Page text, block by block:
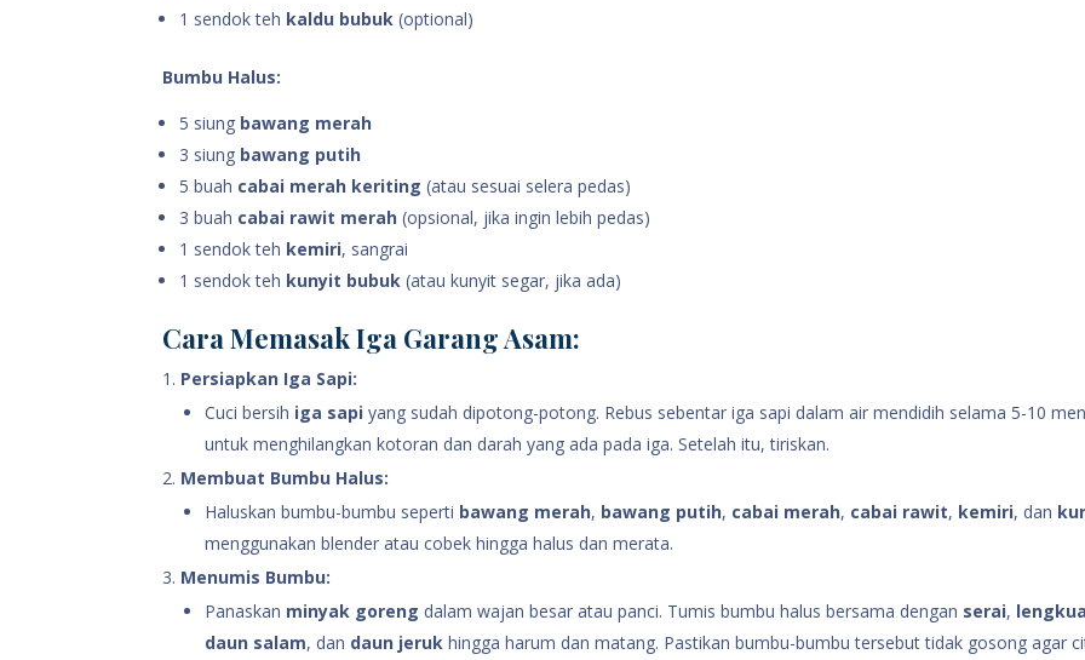
1 sendok teh kaldu bubuk (optional)
Bumbu Halus:
5 siung bawang merah
3 siung bawang putih
5 buah cabai merah keriting (atau sesuai selera pedas)
3 buah cabai rawit merah (opsional, jika ingin lebih pedas)
1 sendok teh kemiri, sangrai
1 sendok teh kunyit bubuk (atau kunyit segar, jika ada)
Cara Memasak Iga Garang Asam:
Persiapkan Iga Sapi:
Cuci bersih iga sapi yang sudah dipotong-potong. Rebus sebentar iga sapi dalam air mendidih selama 5-10
untuk menghilangkan kotoran dan darah yang ada pada iga. Setelah itu, tiriskan.
Membuat Bumbu Halus:
Haluskan bumbu-bumbu seperti bawang merah, bawang putih, cabai merah, cabai rawit, kemiri, dan
menggunakan blender atau cobek hingga halus dan merata.
Menumis Bumbu:
Panaskan minyak goreng dalam wajan besar atau panci. Tumis bumbu halus bersama dengan serai,
daun salam, dan daun jeruk hingga harum dan matang. Pastikan bumbu-bumbu tersebut tidak gosong agar